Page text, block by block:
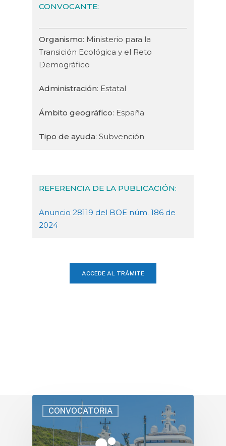
CONVOCANTE:
Organismo: Ministerio para la
Transición Ecológica y el Reto
Demográfico
Administración: Estatal
Ámbito geográfico: España
Tipo de ayuda: Subvención
REFERENCIA DE LA PUBLICACIÓN:
Anuncio 28119 del BOE núm. 186 de
2024
ACCEDE AL TRÁMITE
CONVOCATORIA